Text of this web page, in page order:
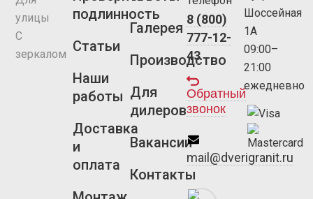
улицы
С
зеркалом
подлинность
Статьи
Наши
работы
Доставка
и
оплата
Галерея
Производство
Для
дилеров
Вакансии
Контакты
8 (800)
777-12-
43
Обратный
звонок
mail@dverigranit.ru
Шоссейная
1А
09:00–
21:00
ежедневно